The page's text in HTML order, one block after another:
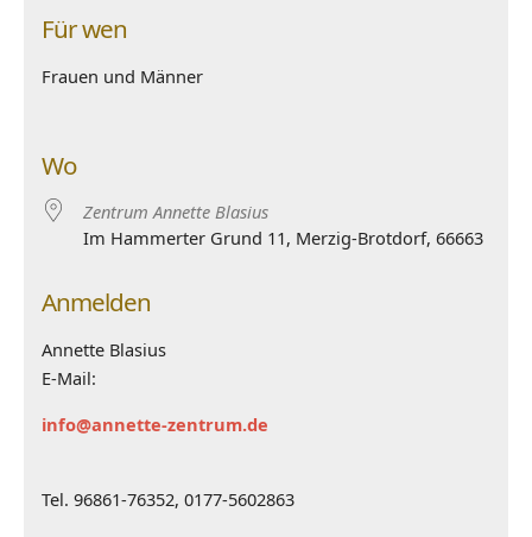
Für wen
Frauen und Männer
Wo
Zentrum Annette Blasius
Im Hammerter Grund 11, Merzig-Brotdorf, 66663
Anmelden
Annette Blasius
E-Mail:
info@annette-zentrum.de
Tel. 96861-76352, 0177-5602863